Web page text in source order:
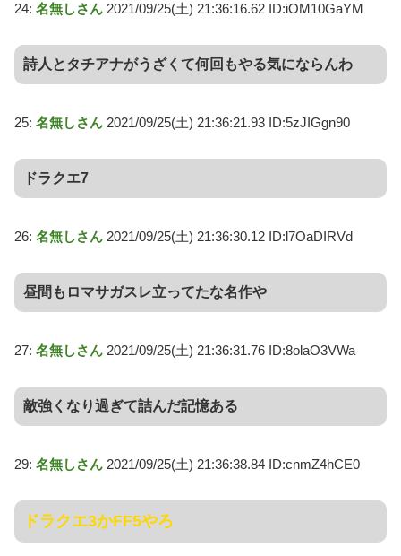
24: 名無しさん 2021/09/25(土) 21:36:16.62 ID:iOM10GaYM
詩人とタチアナがうざくて何回もやる気にならんわ
25: 名無しさん 2021/09/25(土) 21:36:21.93 ID:5zJIGgn90
ドラクエ7
26: 名無しさん 2021/09/25(土) 21:36:30.12 ID:l7OaDIRVd
昼間もロマサガスレ立ってたな名作や
27: 名無しさん 2021/09/25(土) 21:36:31.76 ID:8olaO3VWa
敵強くなり過ぎて詰んだ記憶ある
29: 名無しさん 2021/09/25(土) 21:36:38.84 ID:cnmZ4hCE0
ドラクエ3かFF5やろ